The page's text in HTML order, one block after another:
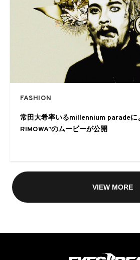
FASHION
常田大希率いるmillennium paradeに
RIMOWA”のムービーが公開
VIEW MORE